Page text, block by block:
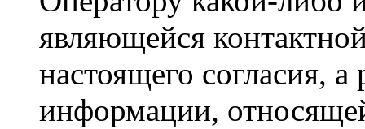
являющейся
настоящего согласия,
информации,